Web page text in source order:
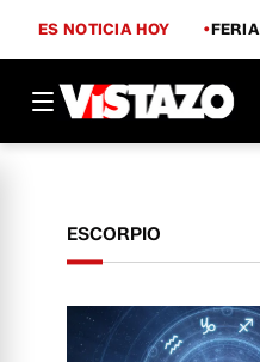
ES NOTICIA HOY
ESCORPIO